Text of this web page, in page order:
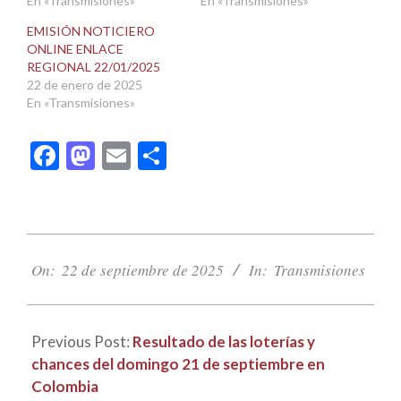
EMISIÓN NOTICIERO
ONLINE ENLACE
REGIONAL 22/01/2025
22 de enero de 2025
En «Transmisiones»
Facebook
Mastodon
Email
09-
On: 22 de septiembre de 2025 In: Transmisiones
Previous Post: Resultado de las loterías y
chances del domingo 21 de septiembre en
Colombia